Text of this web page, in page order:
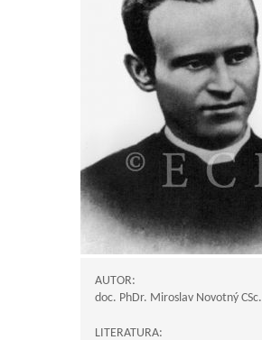
AUTOR:
doc. PhDr. Miroslav Novotný CSc.
LITERATURA: